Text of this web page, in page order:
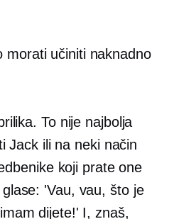
morati učiniti naknadno
To nije najbolja
Jack ili na neki način
koji prate one
'Vau, vau, što je
dijete!' I, znaš,